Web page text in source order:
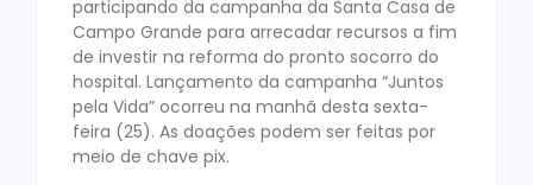
participando da campanha da Santa Casa de
Campo Grande para arrecadar recursos a fim
de investir na reforma do pronto socorro do
hospital. Lançamento da campanha “Juntos
pela Vida” ocorreu na manhã desta sexta-
feira (25). As doações podem ser feitas por
meio de chave pix.